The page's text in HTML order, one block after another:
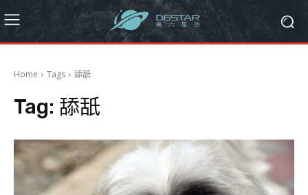
Home Tags 舔舐
Tag: 舔舐